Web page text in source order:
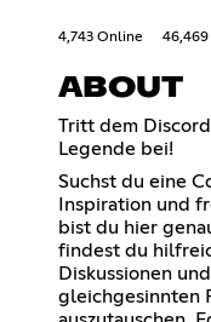
4,743 Online 46,469
ABOUT
Tritt dem
Legende bei!
Suchst du eine
Inspiration und
bist du hier
findest du
Diskussionen
gleichgesinnten